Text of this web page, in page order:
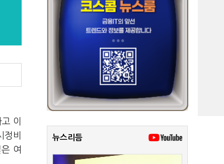
이
비
여
뉴스리듬